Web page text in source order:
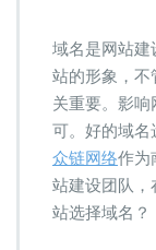
域名是网站建
站的形象，不
关重要。影
可。好的域名
众链网络作为
站建设团队，
站选择域名？